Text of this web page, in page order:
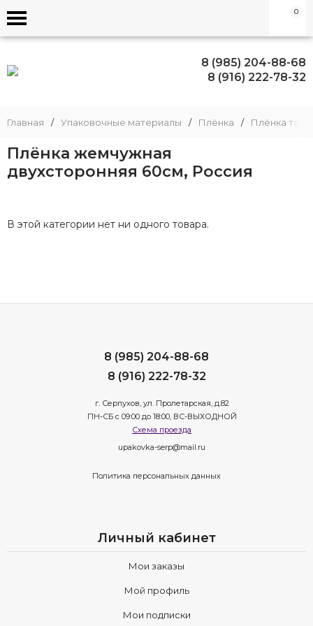
0
8 (985) 204-88-68
8 (916) 222-78-32
Главная / Упаковочные материалы / Плёнка / Плёнка
Плёнка жемчужная
двухсторонняя 60см, Россия
В этой категории нет ни одного товара.
8 (985) 204-88-68
8 (916) 222-78-32
г. Серпухов, ул. Пролетарская, д.82
ПН-СБ с 09:00 до 18:00, ВС-ВЫХОДНОЙ
Схема проезда
upakovka-serp@mail.ru
Политика персональных данных
Личный кабинет
Мои заказы
Мой профиль
Мои подписки